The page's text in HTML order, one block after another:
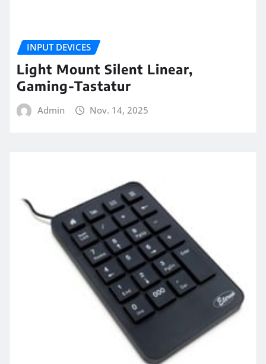
INPUT DEVICES
Light Mount Silent Linear,
Gaming-Tastatur
Admin Nov. 14, 2025